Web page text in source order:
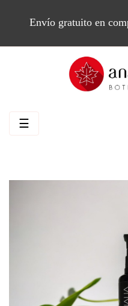
Envío gratuito en
Navegación
☰